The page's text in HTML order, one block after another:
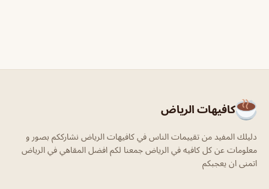
كافيهات الرياض
دليلك المفيد من تقييمات الناس في كافيهات الرياض نشارككم بصور و
معلومات عن كل كافيه في الرياض جمعنا لكم افضل المقاهي في الرياض
اتمنى ان يعجبكم